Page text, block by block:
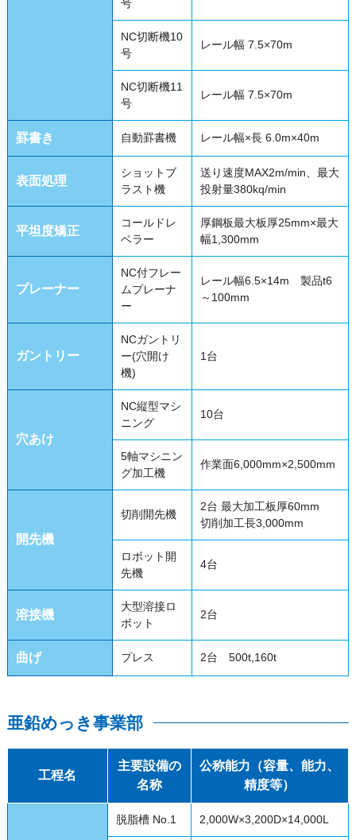
号
NC切断機10
号
レール幅 7.5×70m
NC切断機11
号
レール幅 7.5×70m
罫書き 自動罫書機 レール幅×長 6.0m×40m
表面処理
ショットブ
ラスト機
送り速度MAX2m/min、最大
投射量380kq/min
平坦度矯正
コールドレ
ベラー
厚鋼板最大板厚25mm×最大
幅1,300mm
プレーナー
NC付フレー
ムプレーナ
ー
レール幅6.5×14m 製品t6
～100mm
ガントリー
NCガントリ
ー(穴開け
機)
1台
穴あけ
NC縦型マシ
ニング
10台
5軸マシニン
グ加工機
作業面6,000mm×2,500mm
開先機
切削開先機
2台 最大加工板厚60mm
切削加工長3,000mm
ロボット開
先機
4台
溶接機
大型溶接ロ
ボット
2台
曲げ プレス 2台 500t,160t
亜鉛めっき事業部
工程名
主要設備の
名称
公称能力（容量、能力、
精度等）
脱脂槽 No.1 2,000W×3,200D×14,000L